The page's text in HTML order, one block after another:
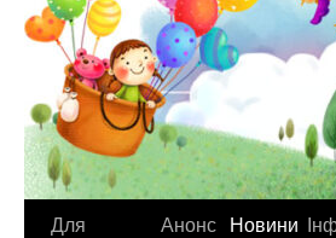
Для
Анонс Новини